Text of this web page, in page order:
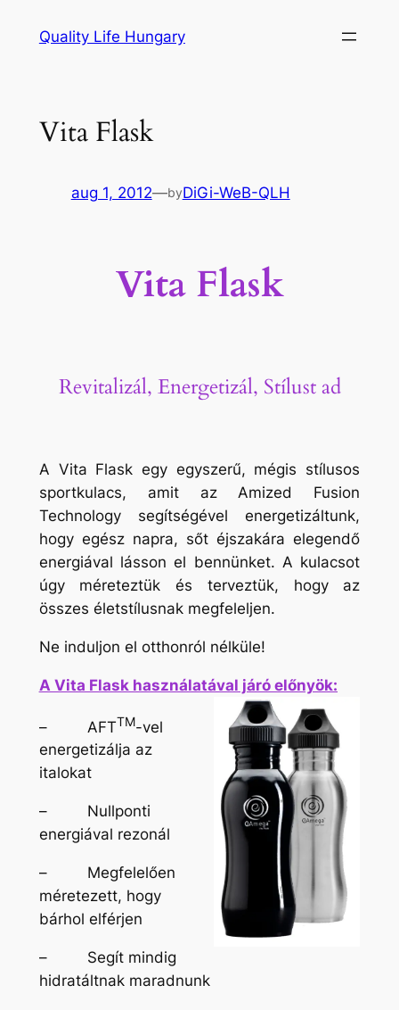
Quality Life Hungary
Vita Flask
aug 1, 2012—byDiGi-WeB-QLH
Vita Flask
Revitalizál, Energetizál, Stílust ad
A Vita Flask egy egyszerű, mégis stílusos
sportkulacs, amit az Amized Fusion
Technology segítségével energetizáltunk,
hogy egész napra, sőt éjszakára elegendő
energiával lásson el bennünket. A kulacsot
úgy méreteztük és terveztük, hogy az
összes életstílusnak megfeleljen.
Ne induljon el otthonról nélküle!
A Vita Flask használatával járó előnyök:
– AFTTM-vel
energetizálja az
italokat
– Nullponti
energiával rezonál
– Megfelelően
méretezett, hogy
bárhol elférjen
– Segít mindig
hidratáltnak maradnunk